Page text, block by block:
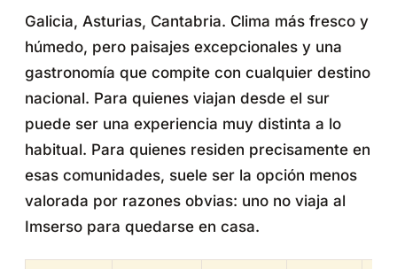
Galicia, Asturias, Cantabria. Clima más fresco y
húmedo, pero paisajes excepcionales y una
gastronomía que compite con cualquier destino
nacional. Para quienes viajan desde el sur
puede ser una experiencia muy distinta a lo
habitual. Para quienes residen precisamente en
esas comunidades, suele ser la opción menos
valorada por razones obvias: uno no viaja al
Imserso para quedarse en casa.